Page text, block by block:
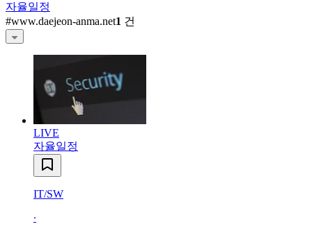
www.daejeon-anma.net
자율일정
#www.daejeon-anma.net1 건
LIVE
자율일정
IT/SW
∙